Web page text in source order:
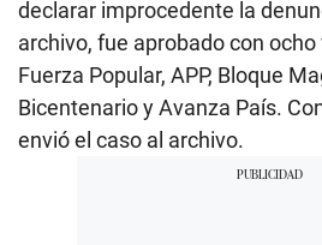
declarar improcedente la
archivo, fue aprobado con
Fuerza Popular, APP, Bloque
Bicentenario y Avanza País.
envió el caso al archivo.